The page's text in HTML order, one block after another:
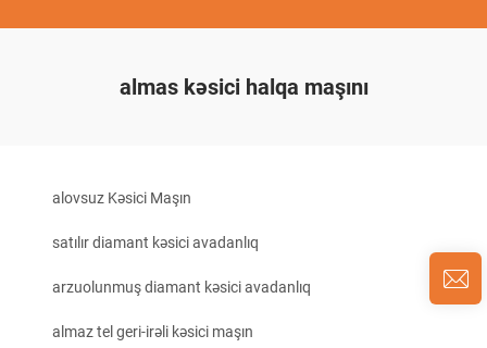
almas kəsici halqa maşını
alovsuz Kəsici Maşın
satılır diamant kəsici avadanlıq
arzuolunmuş diamant kəsici avadanlıq
almaz tel geri-irəli kəsici maşın